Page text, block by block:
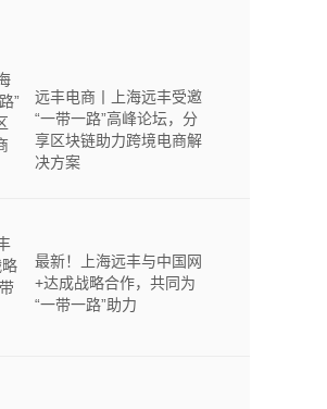
远丰电商丨上海远丰受邀
“一带一路”高峰论坛，分
享区块链助力跨境电商解
决方案
最新！上海远丰与中国网
+达成战略合作，共同为
“一带一路”助力